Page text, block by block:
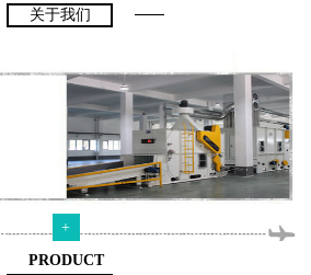
关于我们
+
PRODUCT